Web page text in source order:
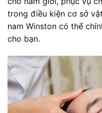
trong điều kiện cơ sở
nam Winston có thể
cho bạn.